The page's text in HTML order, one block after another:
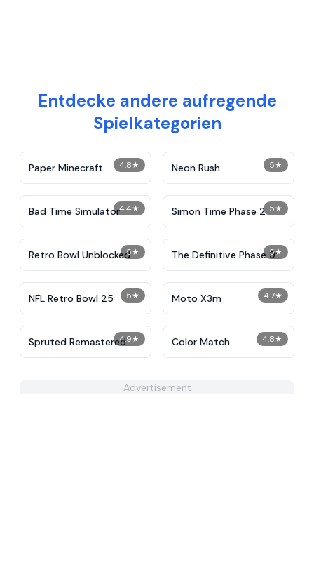
Entdecke andere aufregende
Spielkategorien
4.8★
Paper Minecraft 5★
Neon Rush
4.4★
Bad Time Simulator 5★
Simon Time Phase 2
5★
Retro Bowl Unblocked 5★
The Definitive Phase 9:
Demolition
5★
NFL Retro Bowl 25 4.7★
Moto X3m
4.9★
Spruted Remastered
Alternative Phase 2
4.8★
Color Match
Advertisement